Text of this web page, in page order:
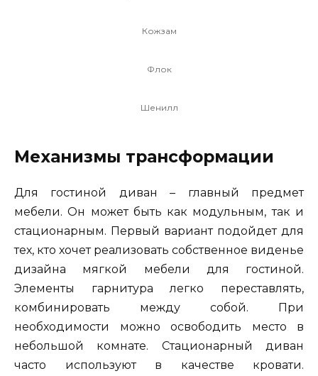
Кожзам
Флок
Шенилл
Механизмы трансформации
Для гостиной диван – главный предмет
мебели. Он может быть как модульным, так и
стационарным. Первый вариант подойдет для
тех, кто хочет реализовать собственное виденье
дизайна мягкой мебели для гостиной.
Элементы гарнитура легко переставлять,
комбинировать между собой. При
необходимости можно освободить место в
небольшой комнате. Стационарный диван
часто используют в качестве кровати.